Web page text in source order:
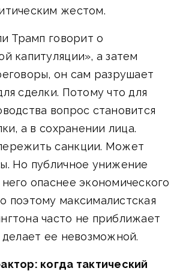
жестом.
Трамп говорит о
капитуляции», а затем
он сам разрушает
сделки. Потому что для
вопрос становится
а в сохранении лица.
санкции. Может
Но публичное унижение
опаснее экономического
поэтому максималистская
часто не приближает
ее невозможной.
когда тактический